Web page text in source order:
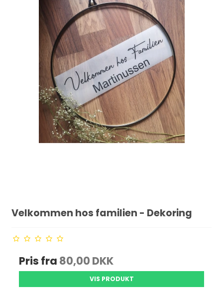
Velkommen hos familien - Dekoring
Pris fra 80,00 DKK
VIS PRODUKT